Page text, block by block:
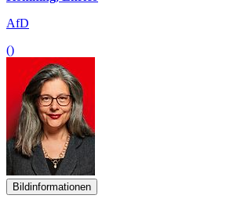
AfD
()
Bildinformationen